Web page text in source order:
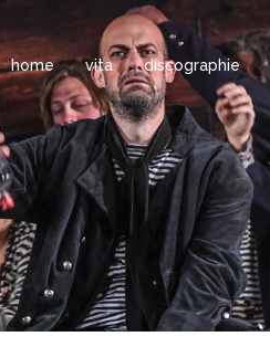
home vita discographie